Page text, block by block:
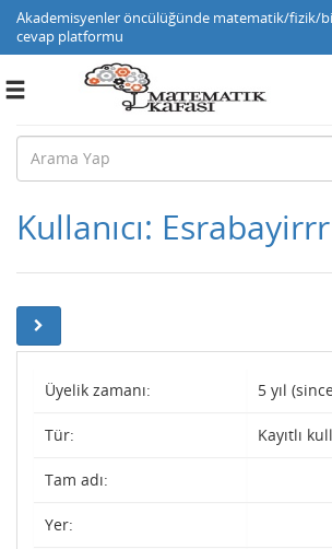
Akademisyenler öncülüğünde matematik/fizik/
cevap platformu
Toggle
Kullanıcı: Esrabayirrr
Üyelik zamanı: 5 yıl
Tür: Kayıtlı
Tam adı:
Yer: